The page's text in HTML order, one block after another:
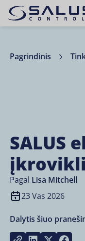
Pagrindinis
SALUS
Pagal Lisa Mitchell
23 Vas 2026
Dalytis šiuo
Share on
Share